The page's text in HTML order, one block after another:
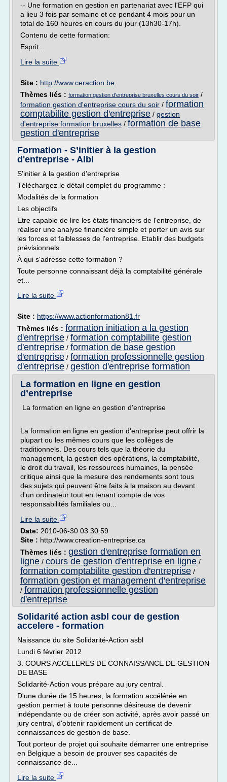
-- Une formation en gestion en partenariat avec l'EFP qui
a lieu 3 fois par semaine et ce pendant 4 mois pour un
total de 160 heures en cours du jour (13h30-17h).
Contenu de cette formation:
Esprit...
Lire la suite
Site : http://www.ceraction.be
Thèmes liés : formation gestion d'entreprise bruxelles cours du soir /
formation gestion d'entreprise cours du soir / formation
comptabilite gestion d'entreprise / gestion
d'entreprise formation bruxelles / formation de base
gestion d'entreprise
Formation - S’initier à la gestion
d'entreprise - Albi
S'initier à la gestion d'entreprise
Téléchargez le détail complet du programme :
Modalités de la formation
Les objectifs
Etre capable de lire les états financiers de l'entreprise, de
réaliser une analyse financière simple et porter un avis sur
les forces et faiblesses de l'entreprise. Etablir des budgets
prévisionnels.
À qui s'adresse cette formation ?
Toute personne connaissant déjà la comptabilité générale
et...
Lire la suite
Site : https://www.actionformation81.fr
Thèmes liés : formation initiation a la gestion
d'entreprise / formation comptabilite gestion
d'entreprise / formation de base gestion
d'entreprise / formation professionnelle gestion
d'entreprise / gestion d'entreprise formation
La formation en ligne en gestion
d’entreprise
La formation en ligne en gestion d'entreprise
La formation en ligne en gestion d'entreprise peut offrir la
plupart ou les mêmes cours que les collèges de
traditionnels. Des cours tels que la théorie du
management, la gestion des opérations, la comptabilité,
le droit du travail, les ressources humaines, la pensée
critique ainsi que la mesure des rendements sont tous
des sujets qui peuvent être faits à la maison au devant
d'un ordinateur tout en tenant compte de vos
responsabilités familiales ou...
Lire la suite
Date: 2010-06-30 03:30:59
Site : http://www.creation-entreprise.ca
Thèmes liés : gestion d'entreprise formation en
ligne / cours de gestion d'entreprise en ligne /
formation comptabilite gestion d'entreprise /
formation gestion et management d'entreprise
/ formation professionnelle gestion
d'entreprise
Solidarité action asbl cour de gestion
accelere - formation
Naissance du site Solidarité-Action asbl
Lundi 6 février 2012
3. COURS ACCELERES DE CONNAISSANCE DE GESTION
DE BASE
Solidarité-Action vous prépare au jury central.
D'une durée de 15 heures, la formation accélérée en
gestion permet à toute personne désireuse de devenir
indépendante ou de créer son activité, après avoir passé un
jury central, d'obtenir rapidement un certificat de
connaissances de gestion de base.
Tout porteur de projet qui souhaite démarrer une entreprise
en Belgique a besoin de prouver ses capacités de
connaissance de...
Lire la suite